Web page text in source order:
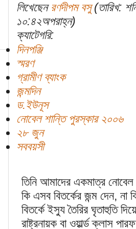
লিখেছেন রণদীপম বসু(তারিখ:
১০:৪২অপরাহ্ন)
ক্যাটেগরি:
দিনপঞ্জি
স্মরণ
গ্রামীণ ব্যাংক
জন্মদিন
ড.ইউনূস
নোবেল শান্তি পুরস্কার ২০০৬
২৮ জুন
সববয়সী
তিনি আমাদের একমাত্র
কি এসব বিতর্কের জন্ম দেন, না
বিতর্কে ইস্যু তৈরির ঘৃতাহুতি
রাষ্ট্রনায়ক বা ওয়ার্ল্ড ক্লাস